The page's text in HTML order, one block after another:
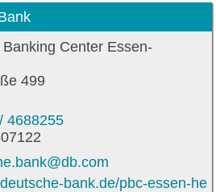
Center Essen-
499
4688255
bank.de/pbc-essen-